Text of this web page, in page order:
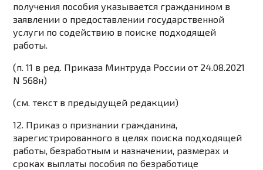
получения пособия указывается гражданином в
заявлении о предоставлении государственной
услуги по содействию в поиске подходящей
работы.
(п. 11 в ред. Приказа Минтруда России от 24.08.2021
N 568н)
(см. текст в предыдущей редакции)
12. Приказ о признании гражданина,
зарегистрированного в целях поиска подходящей
работы, безработным и назначении, размерах и
сроках выплаты пособия по безработице